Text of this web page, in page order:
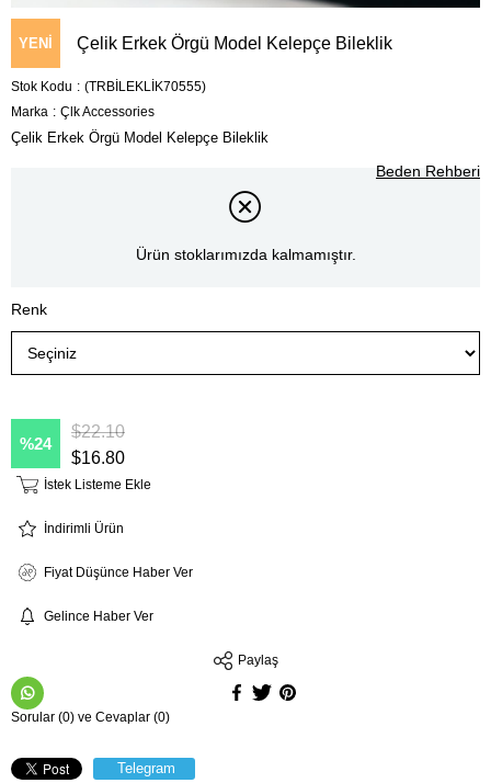
YENI
ÜRÜN
Çelik Erkek Örgü Model Kelepçe Bileklik
Stok Kodu
(TRBİLEKLİK70555)
Marka : Çlk Accessories
Çelik Erkek Örgü Model Kelepçe Bileklik
Beden Rehberi
Ürün stoklarımızda kalmamıştır.
Renk
24
$22.10
$16.80
İstek Listeme Ekle
İndirimli Ürün
Fiyat Düşünce Haber Ver
Gelince Haber Ver
Paylaş
Sorular (0) ve Cevaplar (0)
Telegram